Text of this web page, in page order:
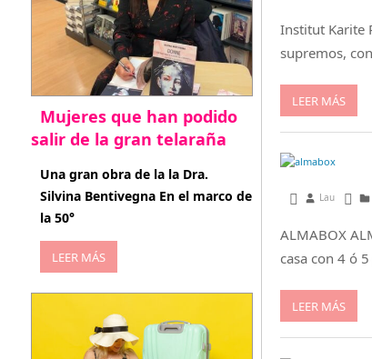
Institut Karite
supremos,
LEER MÁS
febrero 3,
Lau
ALMABOX
casa con 4 ó
LEER MÁS
Mujeres que han podido
salir de la gran telaraña
abril 29, 2026
Una gran obra de la la Dra.
Silvina Bentivegna En el marco de
la 50°
LEER MÁS